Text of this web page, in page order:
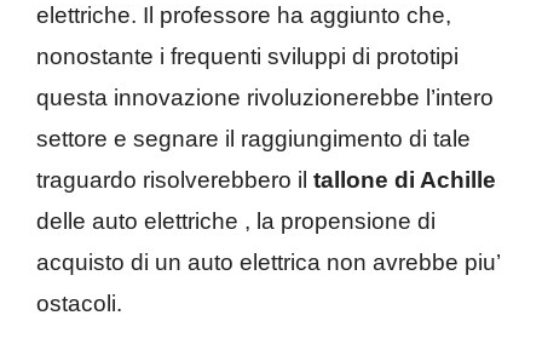
elettriche. Il professore ha aggiunto che,
nonostante i frequenti sviluppi di prototipi
questa innovazione rivoluzionerebbe l’intero
settore e segnare il raggiungimento di tale
traguardo risolverebbero il tallone di Achille
delle auto elettriche , la propensione di
acquisto di un auto elettrica non avrebbe piu’
ostacoli.